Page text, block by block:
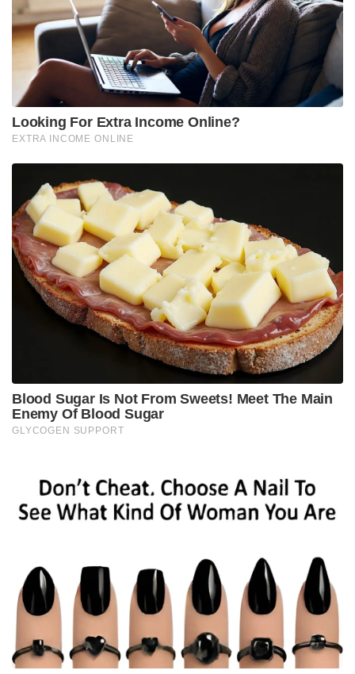
Looking For Extra Income Online?
EXTRA INCOME ONLINE
Blood Sugar Is Not From Sweets! Meet The Main
Enemy Of Blood Sugar
GLYCOGEN SUPPORT